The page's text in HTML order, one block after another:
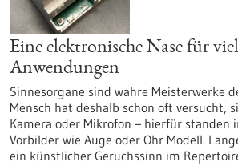
Eine elektronische Nase für
Anwendungen
Sinnesorgane sind wahre Meisterwerke
Mensch hat deshalb schon oft versucht,
Kamera oder Mikrofon – hierfür standen
Vorbilder wie Auge oder Ohr Modell.
ein künstlicher Geruchssinn im